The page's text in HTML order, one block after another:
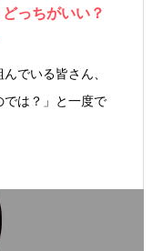
っちがいい？
でいる皆さん、
では？」と一度で